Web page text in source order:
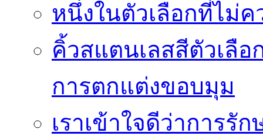
หนึ่งในตัวเลือกที่ไม่ค
คิ้วสแตนเลสสีตัวเลื
การตกแต่งขอบมุม
เราเข้าใจดีว่าการรั